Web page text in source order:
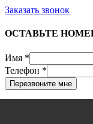
Заказать звонок
ОСТАВЬТЕ
Имя *
Телефон *
Перезвоните мне